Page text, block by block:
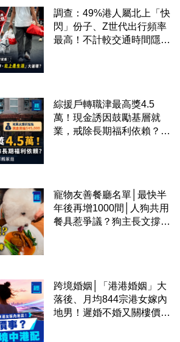
調查：49%港人屬北上「快
閃」份子、Z世代出行頻率
最高！不計較交通時間隱形
綜援戶轉職津最高獎4.5
萬！現金誘因鼓勵基層就
業，戒除長期福利依賴？鄧
寵物友善餐廳名單│最快半
年後再增1000間│人狗共用
餐具惹爭議？狗主長文撐
跨境婚姻│「港港婚姻」大
落後、月均844宗港女嫁內
地男！遲婚不婚又關樓價